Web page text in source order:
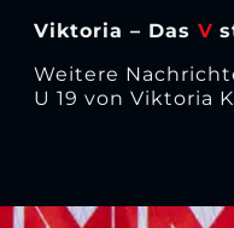
Viktoria – Das V
Weitere
U 19 von Viktoria